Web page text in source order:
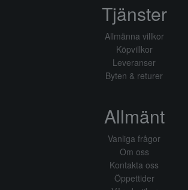
Tjänster
Allmänna villkor
Köpvillkor
Leveranser
Byten & returer
Allmänt
Vanliga frågor
Om oss
Kontakta oss
Öppettider